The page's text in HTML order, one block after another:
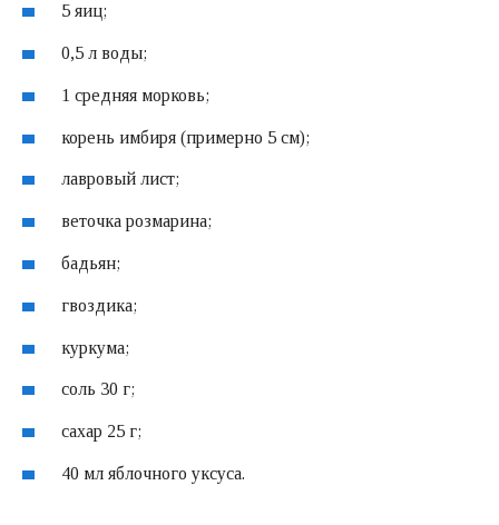
5 яиц;
0,5 л воды;
1 средняя морковь;
корень имбиря (примерно 5 см);
лавровый лист;
веточка розмарина;
бадьян;
гвоздика;
куркума;
соль 30 г;
сахар 25 г;
40 мл яблочного уксуса.